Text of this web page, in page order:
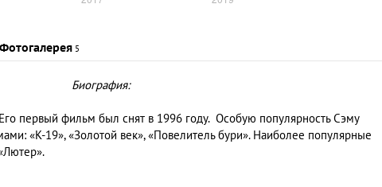
Фотогалерея 5
Биография:
первый фильм был снят в 1996 году. Особую популярность Сэму
«К-19», «Золотой век», «Повелитель бури». Наиболее популярные